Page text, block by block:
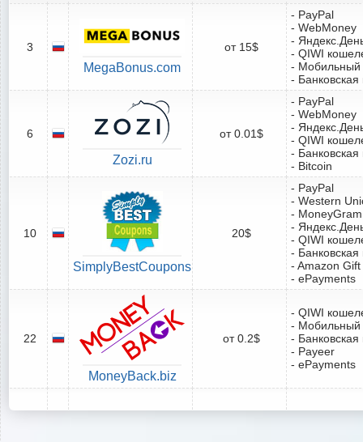
3
MegaBonus.com
от 15$
- PayPal
- WebMoney
-
- QIWI
- Мобильный
-
6
Zozi.ru
от 0.01$
- PayPal
- WebMoney
-
- QIWI
-
- Bitcoin
10
SimplyBestCoupons
20$
- PayPal
- Western
- MoneyGram
-
- QIWI
-
- Amazon
- ePayments
22
MoneyBack.biz
от 0.2$
- QIWI
- Мобильный
-
- Payeer
- ePayments